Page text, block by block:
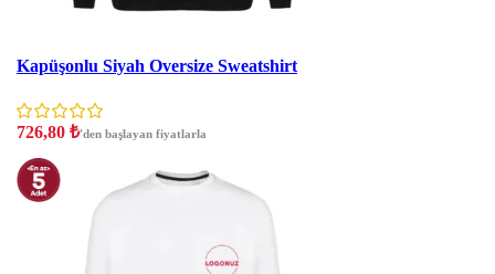
Kapüşonlu Siyah Oversize Sweatshirt
726,80 ₺'den başlayan fiyatlarla